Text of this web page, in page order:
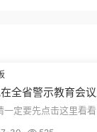
全省警示教育会
一定要先点击这里看